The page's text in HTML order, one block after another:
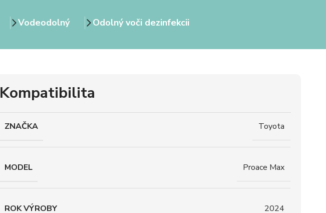
Vodeodolný Odolný voči dezinfekcii
Kompatibilita
ZNAČKA Toyota
MODEL Proace Max
ROK VÝROBY 2024